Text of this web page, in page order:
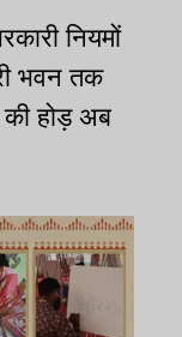
नियमों
भवन तक
होड़ अब